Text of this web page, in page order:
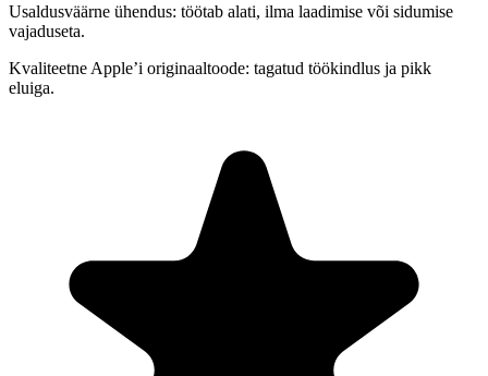
Usaldusväärne ühendus: töötab alati, ilma laadimise või sidumise
vajaduseta.
Kvaliteetne Apple’i originaaltoode: tagatud töökindlus ja pikk
eluiga.